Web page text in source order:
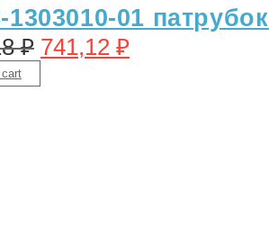
1303010-01
₽ 741,12 ₽